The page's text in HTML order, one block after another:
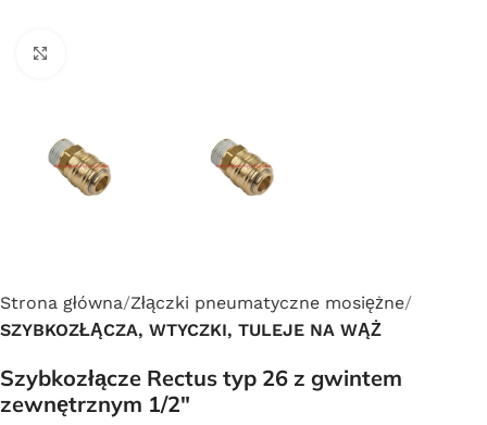
Strona główna Złączki pneumatyczne mosiężne
SZYBKOZŁĄCZA, WTYCZKI, TULEJE NA WĄŻ
Szybkozłącze Rectus typ 26 z gwintem
zewnętrznym 1/2″